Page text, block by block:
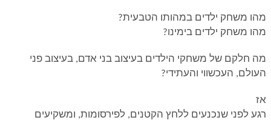
מהו משחק ילדים במהותו הטבעית?
מהו משחק ילדים בימינו?
מה חלקם של משחקי הילדים בעיצוב בני אדם, בעיצוב פני
העולם, העכשווי והעתידי?
אז
רגע לפני שנכנעים ללחץ הקטנים, לפירסומות, ומשקיעים